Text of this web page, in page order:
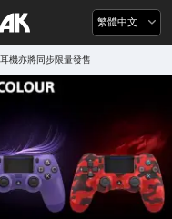
繁體中文
機亦將同步限量發售